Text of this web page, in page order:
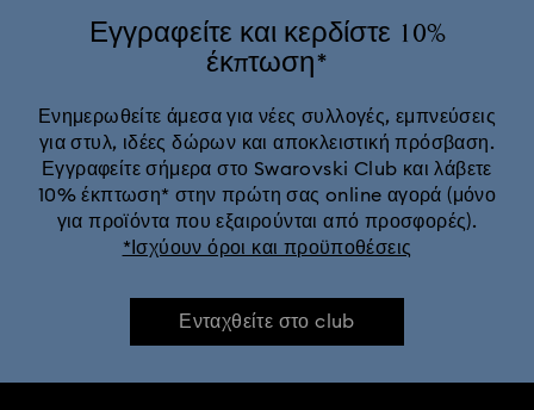
Συλλογή Πορσελάνης Swarovski x Rosenthal
Φιγούρες & Διακοσμητικά του Βασιλιά των Λιονταριών
Φιγούρες & Στολίδια Disney x Swarovski Γουίνι το Αρκουδάκι
Εγγραφείτε και κερδίστε 10%
έκπτωση*
Ενημερωθείτε άμεσα για νέες συλλογές, εμπνεύσεις
για στυλ, ιδέες δώρων και αποκλειστική πρόσβαση.
Εγγραφείτε σήμερα στο Swarovski Club και λάβετε
10% έκπτωση* στην πρώτη σας online αγορά (μόνο
για προϊόντα που εξαιρούνται από προσφορές).
*Ισχύουν όροι και προϋποθέσεις
Ενταχθείτε στο club